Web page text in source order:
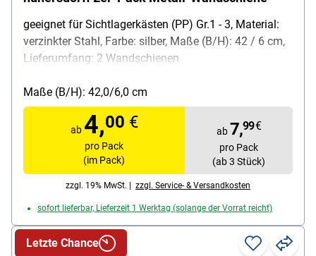
geeignet für Sichtlagerkästen (PP) Gr.1 - 3, Material:
verzinkter Stahl, Farbe: silber, Maße (B/H): 42 / 6 cm,
Lieferumfang: 2 Wandschienen
Maße (B/H): 42,0/6,0 cm
ab 4,00 €
pro Pack
(im Pack)
ab 7,99€
pro Pack
(ab 3 Stück)
zzgl. 19% MwSt. | zzgl. Service- & Versandkosten
sofort lieferbar, Lieferzeit 1 Werktag (solange der Vorrat reicht)
Letzte Chance